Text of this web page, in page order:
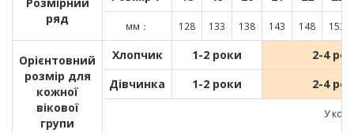
ряд
мм： 128 133 138 143 148 153
Орієнтовний
розмір для
кожної
вікової
групи
Хлопчик 1-2 роки
2-4
Дівчинка
1-2 роки 2-4
У